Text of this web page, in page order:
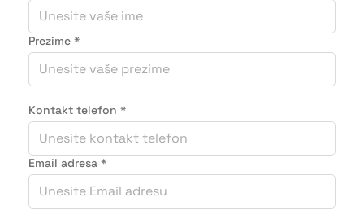
Prezime *
Kontakt telefon *
Email adresa *